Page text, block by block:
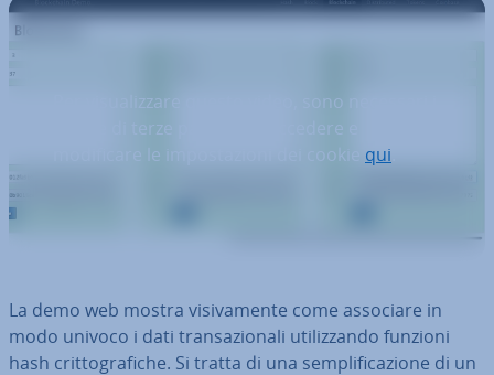
Per visualizzare questo video, sono necessari i
modificare le impostazioni dei cookie qui
La demo web mostra vi­si­va­men­te come associare in
modo univoco i dati tran­sa­zio­na­li uti­liz­zan­do funzioni
hash crit­to­gra­fi­che. Si tratta di una sem­pli­fi­ca­zio­ne di un